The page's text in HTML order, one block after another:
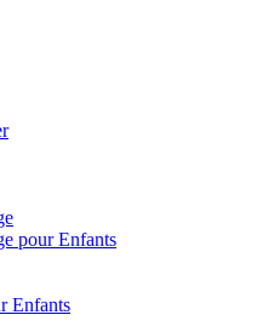
pour Enfants
Enfants